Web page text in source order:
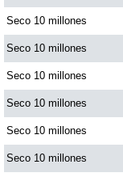
Seco 10 millones
Seco 10 millones
Seco 10 millones
Seco 10 millones
Seco 10 millones
Seco 10 millones